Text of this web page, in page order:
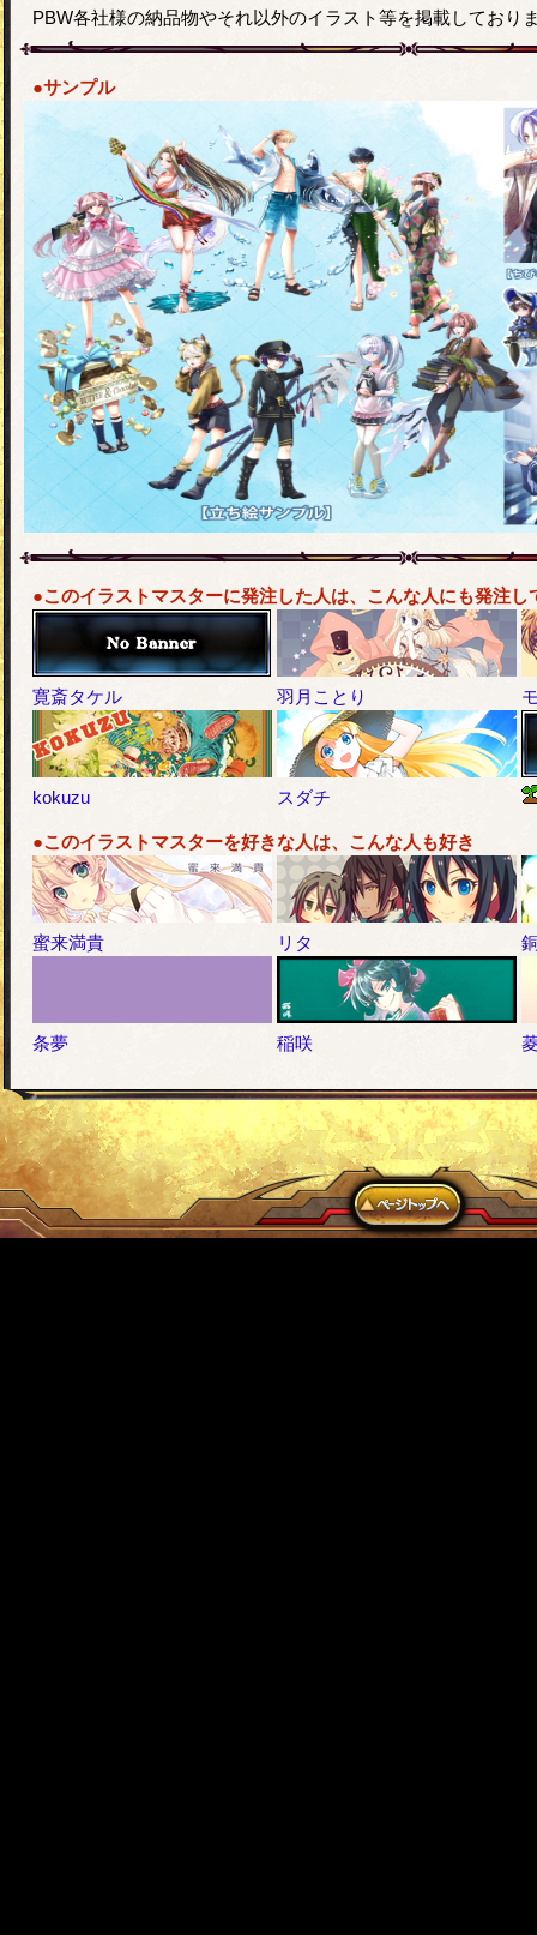
PBW各社様の納品物やそれ以外のイラスト等を掲載しており
●サンプル
●このイラストマスターに発注した人は、こんな人にも発注し
寛斎タケル 羽月ことり
kokuzu スダチ
●このイラストマスターを好きな人は、こんな人も好き
蜜来満貴 リタ
条夢 稲咲